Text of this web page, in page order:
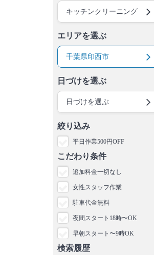
キッチンクリーニング
エリアを選ぶ
千葉県印西市
日づけを選ぶ
日づけを選ぶ
絞り込み
平日作業500円OFF
こだわり条件
追加料金一切なし
女性スタッフ作業
駐車代金無料
夜間スタート18時〜OK
早朝スタート〜9時OK
検索履歴